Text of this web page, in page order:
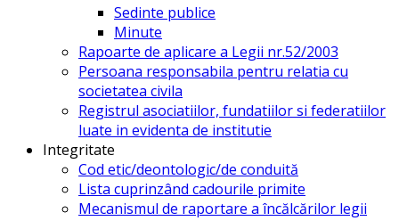
Sedinte publice
Minute
Rapoarte de aplicare a Legii nr.52/2003
Persoana responsabila pentru relatia cu
societatea civila
Registrul asociatiilor, fundatiilor si federatiilor
luate in evidenta de institutie
Integritate
Cod etic/deontologic/de conduită
Lista cuprinzând cadourile primite
Mecanismul de raportare a încălcărilor legii